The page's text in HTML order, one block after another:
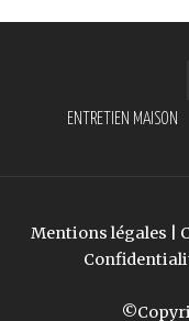
ENTRETIEN MAISON
Mentions légales